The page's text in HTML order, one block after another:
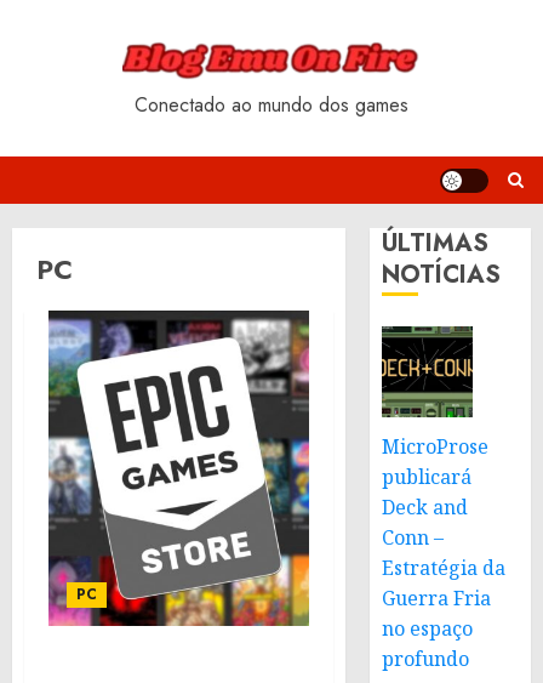
Conectado ao mundo dos games
PC
PC
ÚLTIMAS
NOTÍCIAS
MicroProse
publicará
Deck and
Conn –
Estratégia da
Guerra Fria
no espaço
profundo